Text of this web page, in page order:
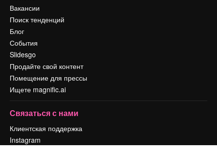
Вакансии
Поиск тенденций
Блог
События
Slidesgo
Продайте свой контент
Помещение для прессы
Ищете magnific.ai
Связаться с нами
Клиентская поддержка
Instagram